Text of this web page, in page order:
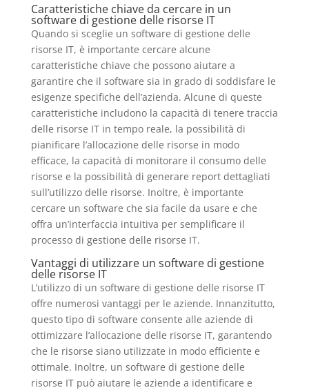
Caratteristiche chiave da cercare in un
software di gestione delle risorse IT
Quando si sceglie un software di gestione delle
risorse IT, è importante cercare alcune
caratteristiche chiave che possono aiutare a
garantire che il software sia in grado di soddisfare le
esigenze specifiche dell’azienda. Alcune di queste
caratteristiche includono la capacità di tenere traccia
delle risorse IT in tempo reale, la possibilità di
pianificare l’allocazione delle risorse in modo
efficace, la capacità di monitorare il consumo delle
risorse e la possibilità di generare report dettagliati
sull’utilizzo delle risorse. Inoltre, è importante
cercare un software che sia facile da usare e che
offra un’interfaccia intuitiva per semplificare il
processo di gestione delle risorse IT.
Vantaggi di utilizzare un software di gestione
delle risorse IT
L’utilizzo di un software di gestione delle risorse IT
offre numerosi vantaggi per le aziende. Innanzitutto,
questo tipo di software consente alle aziende di
ottimizzare l’allocazione delle risorse IT, garantendo
che le risorse siano utilizzate in modo efficiente e
ottimale. Inoltre, un software di gestione delle
risorse IT può aiutare le aziende a identificare e